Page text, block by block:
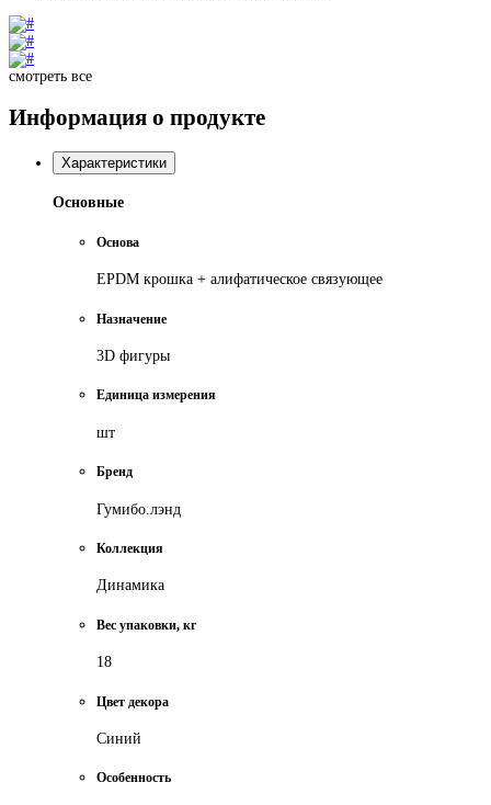
смотреть все
Информация о продукте
Характеристики
Основные
Основа
EPDM крошка + алифатическое связующее
Назначение
3D фигуры
Единица измерения
шт
Бренд
Гумибо.лэнд
Коллекция
Динамика
Вес упаковки, кг
18
Цвет декора
Синий
Особенность